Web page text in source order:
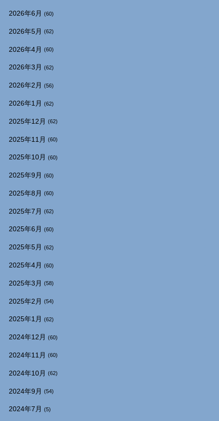
2026年6月 (60)
2026年5月 (62)
2026年4月 (60)
2026年3月 (62)
2026年2月 (56)
2026年1月 (62)
2025年12月 (62)
2025年11月 (60)
2025年10月 (60)
2025年9月 (60)
2025年8月 (60)
2025年7月 (62)
2025年6月 (60)
2025年5月 (62)
2025年4月 (60)
2025年3月 (58)
2025年2月 (54)
2025年1月 (62)
2024年12月 (60)
2024年11月 (60)
2024年10月 (62)
2024年9月 (54)
2024年7月 (5)